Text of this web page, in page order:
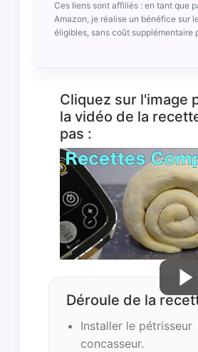
Ces liens sont affiliés : en tant que
Amazon, je réalise un bénéfice sur
éligibles, sans coût supplémentaire
Cliquez sur l'image
la vidéo de la
pas :
Déroule de la
Installer le pétrisseur
concasseur.